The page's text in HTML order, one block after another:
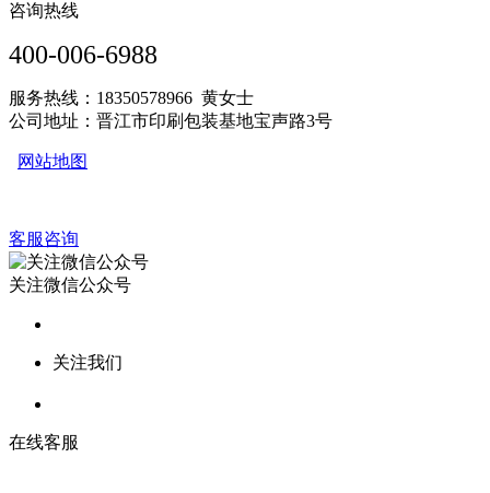
咨询热线
400-006-6988
服务热线：18350578966 黄女士
公司地址：晋江市印刷包装基地宝声路3号
网站地图
客服咨询
关注微信公众号
关注我们
在线客服